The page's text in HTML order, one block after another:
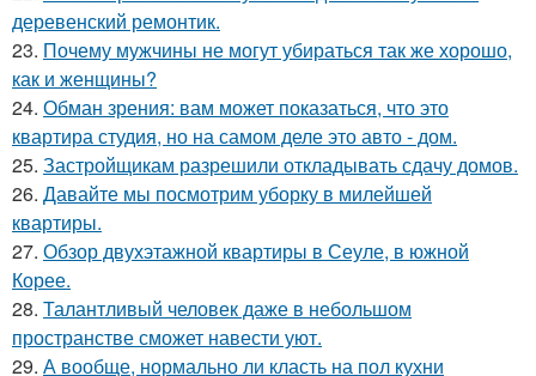
деревенский ремонтик.
23. Почему мужчины не могут убираться так же хорошо,
как и женщины?
24. Обман зрения: вам может показаться, что это
квартира студия, но на самом деле это авто - дом.
25. Застройщикам разрешили откладывать сдачу домов.
26. Давайте мы посмотрим уборку в милейшей
квартиры.
27. Обзор двухэтажной квартиры в Сеуле, в южной
Корее.
28. Талантливый человек даже в небольшом
пространстве сможет навести уют.
29. А вообще, нормально ли класть на пол кухни